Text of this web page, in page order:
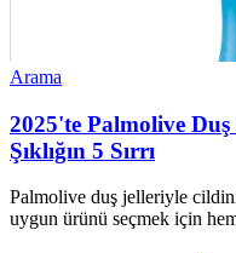
Arama
2025'te Palmolive
Şıklığın 5 Sırrı
Palmolive duş jelleriyle
uygun ürünü seçmek için